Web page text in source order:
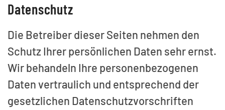
Datenschutz
Die Betreiber dieser Seiten nehmen den
Schutz Ihrer persönlichen Daten sehr ernst.
Wir behandeln Ihre personenbezogenen
Daten vertraulich und entsprechend der
gesetzlichen Datenschutzvorschriften